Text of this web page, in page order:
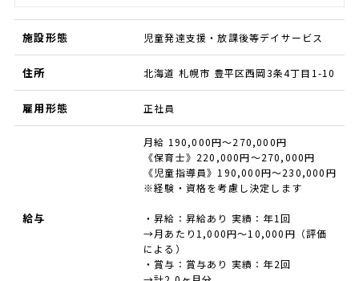
施設形態 児童発達支援・放課後等デイサービス
住所 北海道 札幌市 豊平区西岡3条4丁目1-10
雇用形態 正社員
給与
月給 190,000円～270,000円
《保育士》220,000円～270,000円
《児童指導員》190,000円～230,000円
※経験・資格を考慮し決定します
・昇給：昇給あり 実績：年1回
→月あたり1,000円～10,000円（評価
による）
・賞与：賞与あり 実績：年2回